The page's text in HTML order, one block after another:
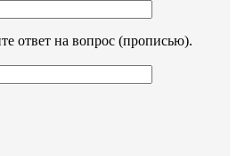
ответ на вопрос (прописью).